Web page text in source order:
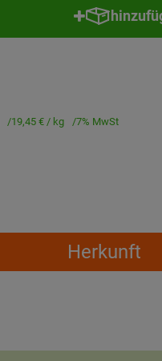
19,45 € / kg 7% MwSt
Herkunft